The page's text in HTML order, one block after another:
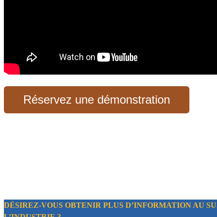
Réservez une démonstration
DÉSIREZ-VOUS OBTENIR PLUS D’INFORMATION AU